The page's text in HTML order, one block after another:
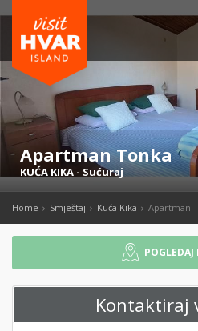
Apartman Tonka
KUĆA KIKA - Sućuraj
Home Smještaj Kuća Kika Apartman
Kontaktiraj